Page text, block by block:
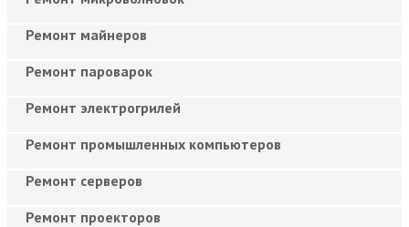
Ремонт майнеров
Ремонт пароварок
Ремонт электрогрилей
Ремонт промышленных компьютеров
Ремонт серверов
Ремонт проекторов